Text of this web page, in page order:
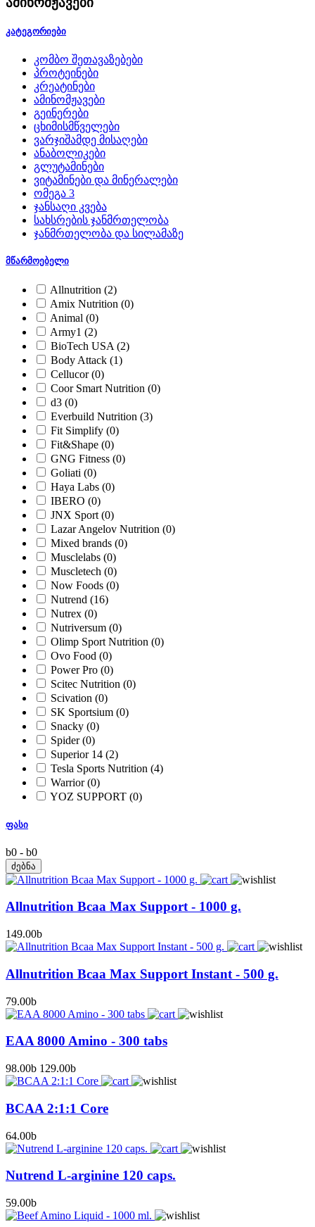
კატეგორიები
კომბო შეთავაზებები
პროტეინები
კრეატინები
ამინომჟავები
გეინერები
ცხიმისმწველები
ვარჯიშამდე მისაღები
ანაბოლიკები
გლუტამინები
ვიტამინები და მინერალები
ომეგა 3
ჯანსაღი კვება
სახსრების ჯანმრთელობა
ჯანმრთელობა და სილამაზე
მწარმოებელი
Allnutrition (2)
Amix Nutrition (0)
Animal (0)
Army1 (2)
BioTech USA(2)
Body Attack (1)
Cellucor(0)
Coor Smart Nutrition (0)
d3 (0)
Everbuild Nutrition (3)
Fit Simplify (0)
Fit&Shape (0)
GNG Fitness (0)
Goliati (0)
Haya Labs (0)
IBERO (0)
JNX Sport(0)
Lazar Angelov Nutrition (0)
Mixed brands (0)
Musclelabs (0)
Muscletech (0)
Now Foods (0)
Nutrend (16)
Nutrex (0)
Nutriversum (0)
Olimp Sport Nutrition (0)
Ovo Food (0)
Power Pro (0)
Scitec Nutrition (0)
Scivation (0)
SK Sportsium (0)
Snacky (0)
Spider(0)
Superior 14 (2)
Tesla Sports Nutrition (4)
Warrior(0)
YOZ SUPPORT (0)
ფასი
b0 - b0
Allnutrition Bcaa Max Support - 1000 g.
149.00b
Allnutrition Bcaa Max Support Instant - 500 g.
79.00b
EAA 8000 Amino - 300 tabs
98.00b 129.00b
BCAA 2:1:1 Core
64.00b
Nutrend L-arginine 120 caps.
59.00b